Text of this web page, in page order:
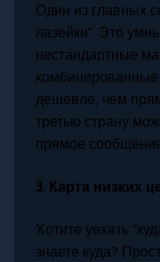
Один из главных
лазейки”. Это
нестандартные
комбинированные
дешевле, чем
третью страну
прямое
3. Карта низких
Хотите уехать
знаете куда?